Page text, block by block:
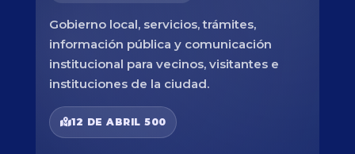
Gobierno local, servicios, trámites,
información pública y comunicación
institucional para vecinos, visitantes e
instituciones de la ciudad.
12 DE ABRIL 500